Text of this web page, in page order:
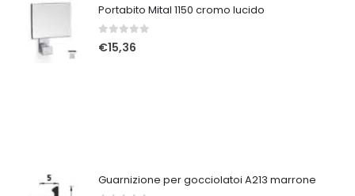
Portabito Mital 1150 cromo lucido
0Su 5
€15,36
Guarnizione per gocciolatoi A213 marrone